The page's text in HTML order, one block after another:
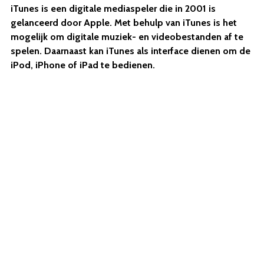
iTunes is een digitale mediaspeler die in 2001 is
gelanceerd door Apple. Met behulp van iTunes is het
mogelijk om digitale muziek- en videobestanden af te
spelen. Daarnaast kan iTunes als interface dienen om de
iPod, iPhone of iPad te bedienen.